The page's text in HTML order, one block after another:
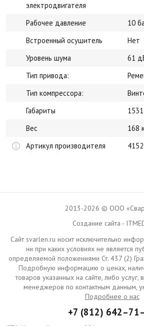
электродвигателя
Рабочее давление
10
Встроенный осушитель
Нет
Уровень шума
61
Тип привода:
Тип компрессора:
Габариты
Вес
168
Артикул производителя
2013-2026 © ООО
Создание сайта -
Сайт svarlen.ru носит исключительно
ни при каких условиях не является
определяемой положениями Ст. 437 (2)
Подробную информацию о ценах,
товаров указанных на сайте, либо
менеджеров по контактным данным,
Подробнее о нас
+7 (812)